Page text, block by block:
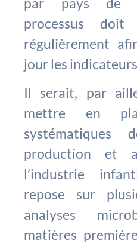
processus doit
régulièrement
jour les
Il serait, par
mettre en
systématiques
production et
l’industrie
repose sur
analyses
matières